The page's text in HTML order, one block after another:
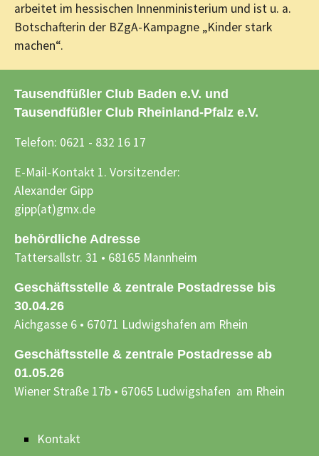
arbeitet im hessischen Innenministerium und ist u. a.
Botschafterin der BZgA-Kampagne „Kinder stark
machen“.
Tausendfüßler Club Baden e.V. und
Tausendfüßler Club Rheinland-Pfalz e.V.
Telefon: 0621 - 832 16 17
E-Mail-Kontakt 1. Vorsitzender:
Alexander Gipp
gipp(at)gmx.de
behördliche Adresse
Tattersallstr. 31 • 68165 Mannheim
Geschäftsstelle & zentrale Postadresse bis
30.04.26
Aichgasse 6 • 67071 Ludwigshafen am Rhein
Geschäftsstelle & zentrale Postadresse ab
01.05.26
Wiener Straße 17b • 67065 Ludwigshafen am Rhein
Kontakt